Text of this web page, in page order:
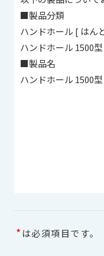
* は必須項目です。